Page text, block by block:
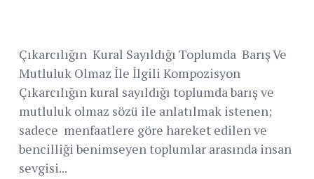
Çıkarcılığın Kural Sayıldığı Toplumda Barış Ve
Mutluluk Olmaz İle İlgili Kompozisyon
Çıkarcılığın kural sayıldığı toplumda barış ve
mutluluk olmaz sözü ile anlatılmak istenen;
sadece menfaatlere göre hareket edilen ve
bencilliği benimseyen toplumlar arasında insan
sevgisi...